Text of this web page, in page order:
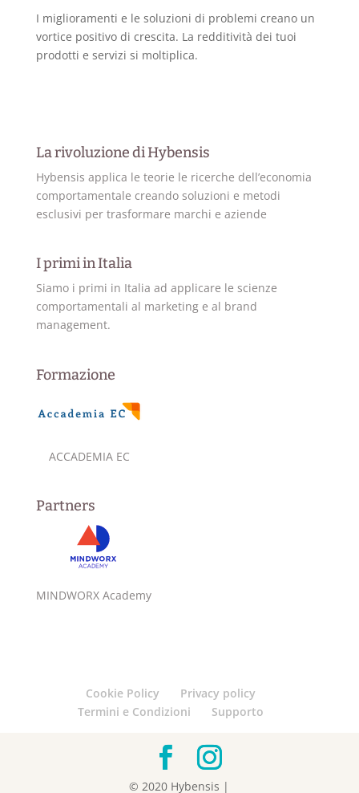
I miglioramenti e le soluzioni di problemi creano un
vortice positivo di crescita. La redditività dei tuoi
prodotti e servizi si moltiplica.
La rivoluzione di Hybensis
Hybensis applica le teorie le ricerche dell’economia
comportamentale creando soluzioni e metodi
esclusivi per trasformare marchi e aziende
I primi in Italia
Siamo i primi in Italia ad applicare le scienze
comportamentali al marketing e al brand
management.
Formazione
ACCADEMIA EC
Partners
MINDWORX Academy
Cookie Policy
Privacy policy
Termini e Condizioni
Supporto
© 2020 Hybensis |